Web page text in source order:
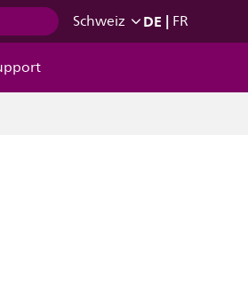
Schweiz DE | FR